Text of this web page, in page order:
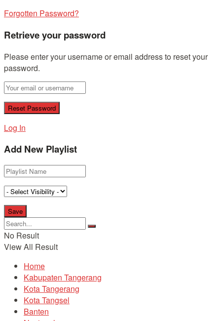
Forgotten Password?
Retrieve your password
Please enter your username or email address to reset your
password.
Log In
Add New Playlist
No Result
View All Result
Home
Kabupaten Tangerang
Kota Tangerang
Kota Tangsel
Banten